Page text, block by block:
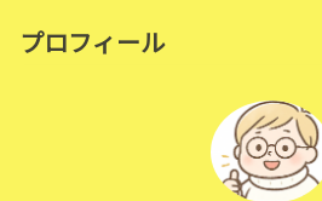
プロフィール